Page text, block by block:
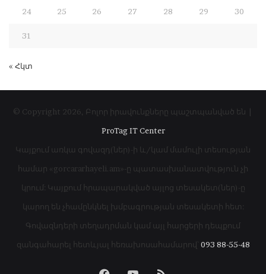
24 25 26 27 28 29 30
31
« Հկտ
© Copyright 2026, Բոլոր իրավունքները պաշտպանված են |
ProTag IT Center
Կայքում առկա գովազդ(ներ)-ի և/կամ մամուլի տեսության
համար «gorcararhayeli.am»-ը պատասխանատվություն չի
կրում: Կայքում հրապարակված այլոց տեսակետ(ներ)-ը
կարող են չհամընկնել խմբագրության տեսակետի հետ:
Գովազնդերի տեղադրման կամ այլ հարցերի դեպքում
զանգահարել հետևյալ հեռախոսահամարով՝ 093 88-55-48